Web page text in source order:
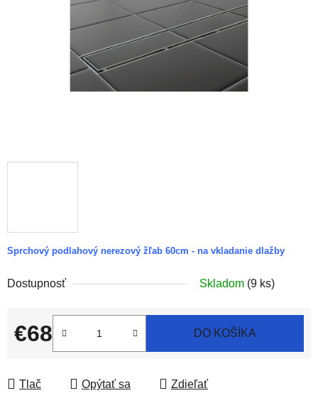
Sprchový podlahový nerezový žľab 60cm - na vkladanie dlažby
Dostupnosť Skladom (9 ks)
€68
Jednotková cena:
DO KOŠÍKA
Tlač Opýtať sa Zdieľať